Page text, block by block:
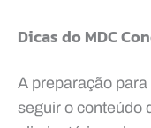
Dicas do MDC
A preparação
seguir o conteúdo